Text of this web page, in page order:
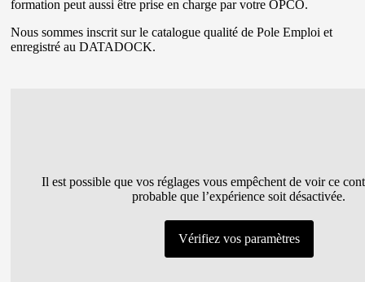
formation peut aussi être prise en charge par votre OPCO.
Nous sommes inscrit sur le catalogue qualité de Pole Emploi et
enregistré au DATADOCK.
Il est possible que vos réglages vous empêchent de voir ce
probable que l’expérience soit désactivée.
Vérifiez vos paramètres